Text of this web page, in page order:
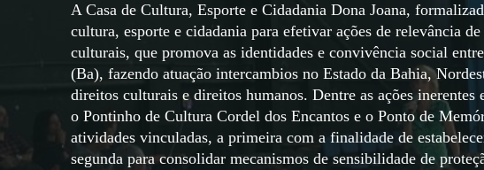
A Casa de Cultura, Esporte e Cidadania Dona Joana,
cultura, esporte e cidadania para efetivar ações de relevância
culturais, que promova as identidades e convivência social
(Ba), fazendo atuação intercambios no Estado da Bahia,
direitos culturais e direitos humanos. Dentre as ações
o Pontinho de Cultura Cordel dos Encantos e o Ponto de
atividades vinculadas, a primeira com a finalidade de
segunda para consolidar mecanismos de sensibilidade de